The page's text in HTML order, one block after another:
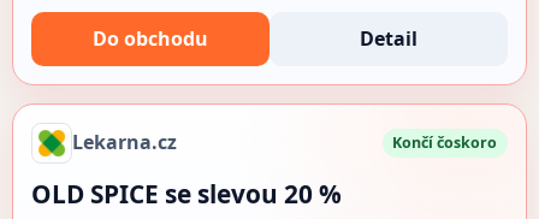
Do obchodu Detail
Lekarna.cz Končí čoskoro
OLD SPICE se slevou 20 %